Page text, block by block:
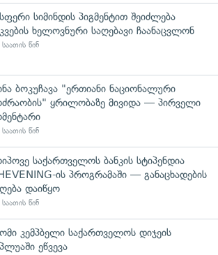
სიმინდის პიგმენტით შეიძლება
ხელოვნური საღებავი ჩაანაცვლონ
წინ
ბოკუჩავა "ერთიანი ნაციონალური
ყრილობაზე მივიდა — პირველი
წინ
საქართველოს ბანკის სტიპენდია
ის პროგრამაში — განაცხადების
დაიწყო
წინ
კემპბელი საქართველოს დიჯეის
ეწვევა